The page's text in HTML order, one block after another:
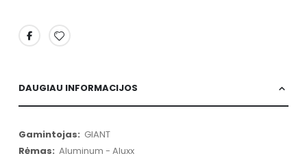
DAUGIAU INFORMACIJOS
Daugiau
informacijos
GIANT
Aluminum - Aluxx